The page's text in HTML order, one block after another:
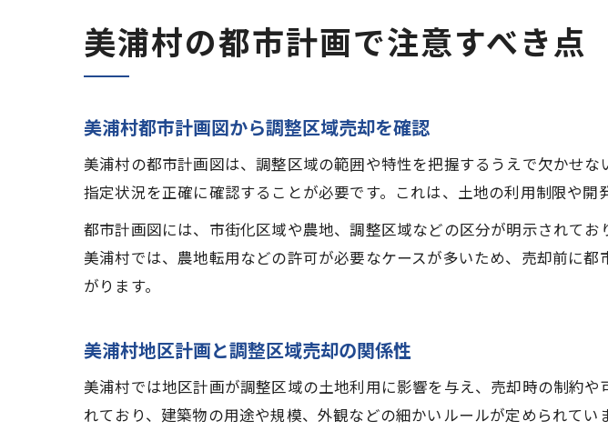
美浦村の都市計画で注意すべき点
美浦村都市計画図から調整区域売却を確認
美浦村の都市計画図は、調整区域の範囲や特性を把握するうえで欠かせ
指定状況を正確に確認することが必要です。これは、土地の利用制限や開
都市計画図には、市街化区域や農地、調整区域などの区分が明示されて
美浦村では、農地転用などの許可が必要なケースが多いため、売却前に
がります。
美浦村地区計画と調整区域売却の関係性
美浦村では地区計画が調整区域の土地利用に影響を与え、売却時の制約
れており、建築物の用途や規模、外観などの細かいルールが定められてい